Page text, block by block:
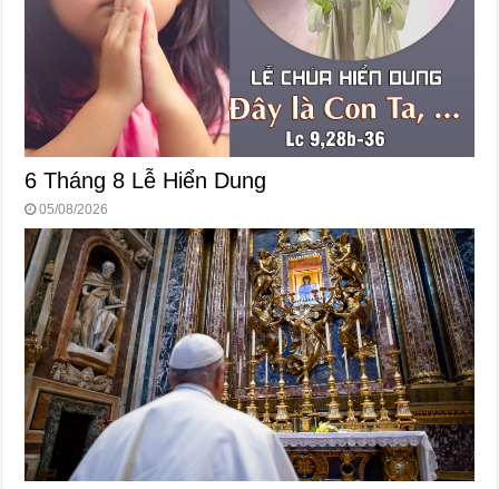
6 Tháng 8 Lễ Hiển Dung
05/08/2026